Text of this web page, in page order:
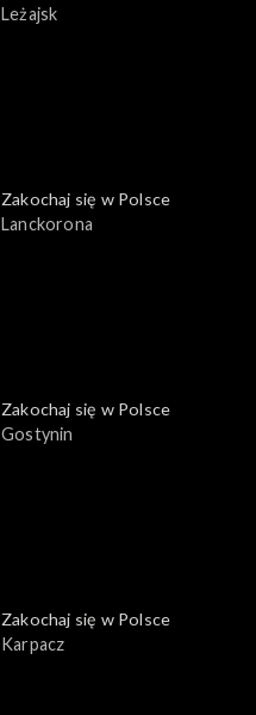
Leżajsk
Zakochaj się w Polsce
Lanckorona
Zakochaj się w Polsce
Gostynin
Zakochaj się w Polsce
Karpacz